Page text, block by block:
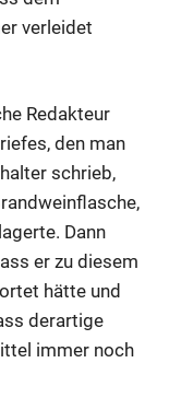
verleidet
Redakteur
den man
schrieb,
Dann
er zu diesem
hätte und
derartige
immer noch